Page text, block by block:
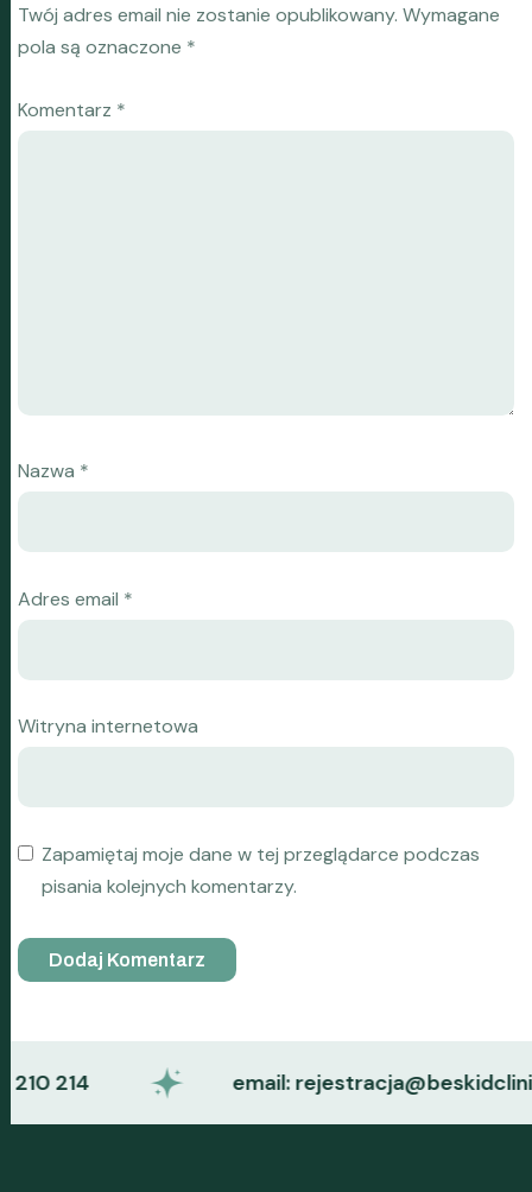
Twój adres email nie zostanie opublikowany. Wymagane
pola są oznaczone *
Komentarz *
Nazwa *
Adres email *
Witryna internetowa
Zapamiętaj moje dane w tej przeglądarce podczas
pisania kolejnych komentarzy.
214 email: rejestracja@beskidclinic.pl